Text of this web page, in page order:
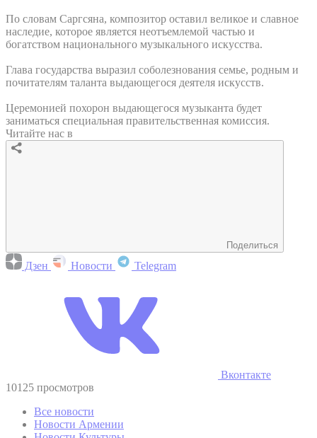
По словам Саргсяна, композитор оставил великое и славное
наследие, которое является неотъемлемой частью и
богатством национального музыкального искусства.
Глава государства выразил соболезнования семье, родным и
почитателям таланта выдающегося деятеля искусств.
Церемонией похорон выдающегося музыканта будет
заниматься специальная правительственная комиссия.
Читайте нас в
Поделиться
Дзен Новости Telegram
Вконтакте
10125 просмотров
Все новости
Новости Армении